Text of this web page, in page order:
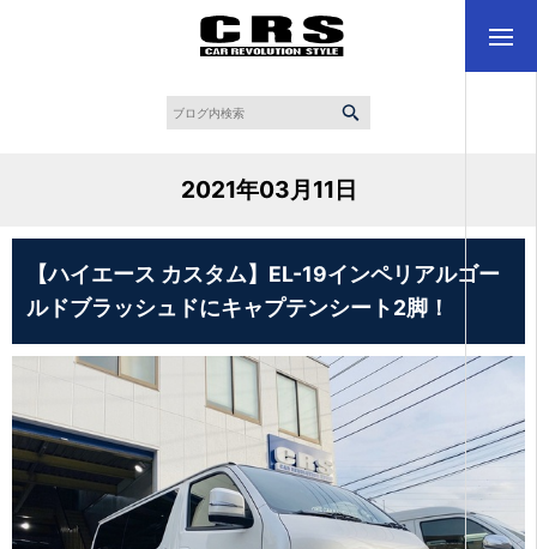
2021年03月11日
【ハイエース カスタム】EL-19インペリアルゴー
ルドブラッシュドにキャプテンシート2脚！